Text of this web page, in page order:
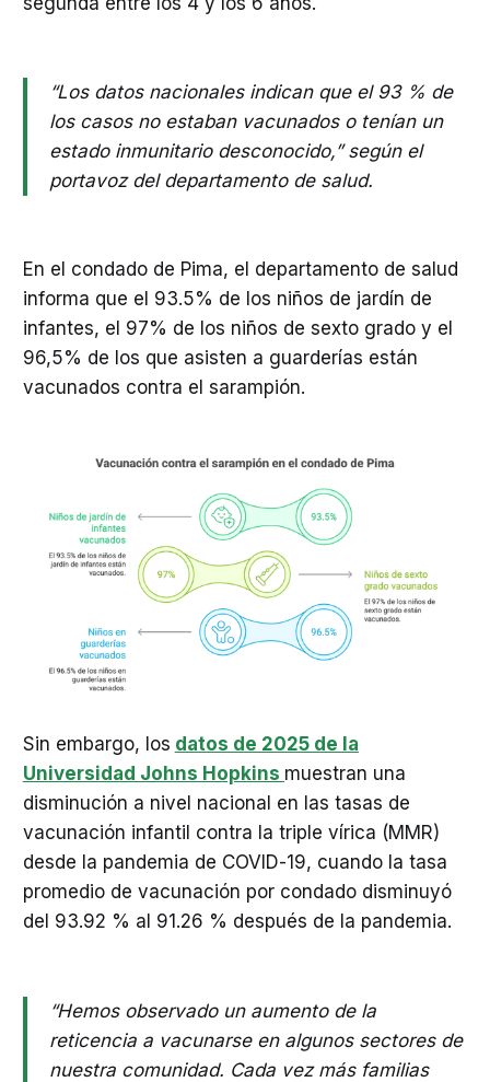
“Los datos nacionales indican que el 93 % de
los casos no estaban vacunados o tenían un
estado inmunitario desconocido,” según el
portavoz del departamento de salud.
En el condado de Pima, el departamento de salud
informa que el 93.5% de los niños de jardín de
infantes, el 97% de los niños de sexto grado y el
96,5% de los que asisten a guarderías están
vacunados contra el sarampión.
Sin embargo, los datos de 2025 de la
Universidad Johns Hopkins muestran una
disminución a nivel nacional en las tasas de
vacunación infantil contra la triple vírica (MMR)
desde la pandemia de COVID-19, cuando la tasa
promedio de vacunación por condado disminuyó
del 93.92 % al 91.26 % después de la pandemia.
“Hemos observado un aumento de la
reticencia a vacunarse en algunos sectores de
nuestra comunidad. Cada vez más familias